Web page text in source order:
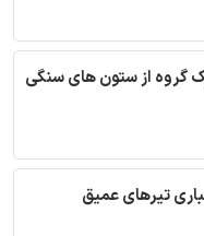
گروه از ستون های سنگی
تیرهای عمیق